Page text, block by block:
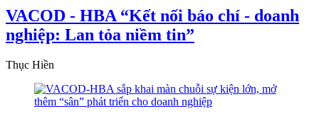
VACOD - HBA “Kết nối báo chí - doanh
nghiệp: Lan tỏa niềm tin”
Thục Hiền